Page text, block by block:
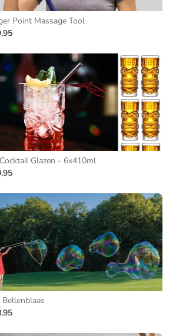
Point Massage Tool
Glazen - 6x410ml
Bellenblaas